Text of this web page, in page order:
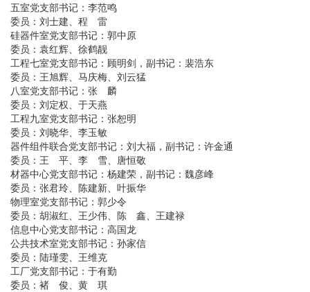
五室党支部书记：李范鸣
委员：刘士建、程 雷
硅器件室党支部书记：郭中原
委员：袁红辉、徐鹤靓
工程七室党支部书记：顾明剑，副书记：裴浩东
委员：王旭辉、马庆梅、刘云猛
八室党支部书记：张 麟
委员：刘定权、于天燕
工程九室党支部书记：张恕明
委员：刘晓华、李玉敏
器件组件联合党支部书记：刘大福，副书记：许金通
委员：王 平、李 雪、唐恒敬
材器中心党支部书记：杨建荣，副书记：魏彦峰
委员：张君玲、陈建新、叶振华
物理室党支部书记：郭少令
委员：胡淑红、王少伟、陈 鑫、王建禄
信息中心党支部书记：高国龙
公共技术室党支部书记：孙家信
委员：陆瑾雯、王维克
工厂党支部书记：于有勤
委员：褚 俊、黄 琪